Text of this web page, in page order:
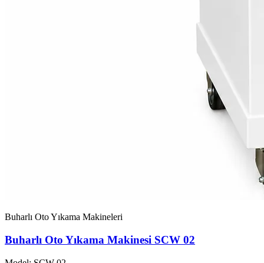
Buharlı Oto Yıkama Makineleri
Buharlı Oto Yıkama Makinesi SCW 02